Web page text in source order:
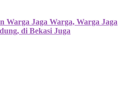
Warga Jaga Warga, Warga Jaga
di Bekasi Juga